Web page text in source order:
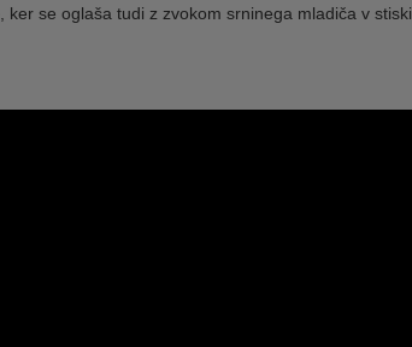
, ker se oglaša tudi z zvokom srninega mladiča v stiski